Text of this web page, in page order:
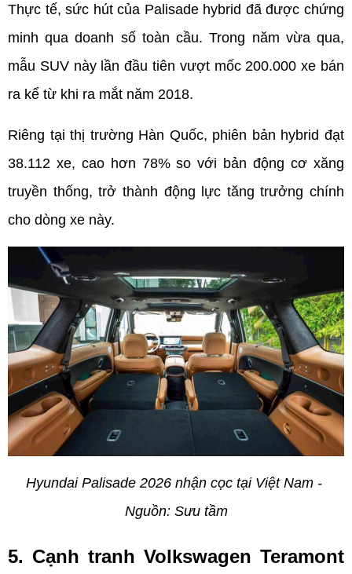
Thực tế, sức hút của Palisade hybrid đã được chứng
minh qua doanh số toàn cầu. Trong năm vừa qua,
mẫu SUV này lần đầu tiên vượt mốc 200.000 xe bán
ra kể từ khi ra mắt năm 2018.
Riêng tại thị trường Hàn Quốc, phiên bản hybrid đạt
38.112 xe, cao hơn 78% so với bản động cơ xăng
truyền thống, trở thành động lực tăng trưởng chính
cho dòng xe này.
Hyundai Palisade 2026 nhận cọc tại Việt Nam -
Nguồn: Sưu tầm
5. Cạnh tranh Volkswagen Teramont